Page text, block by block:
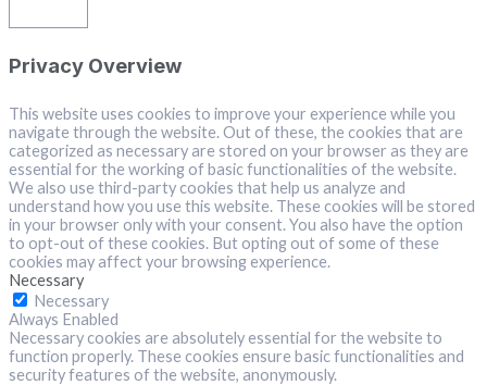
Privacy Overview
This website uses cookies to improve your experience while you
navigate through the website. Out of these, the cookies that are
categorized as necessary are stored on your browser as they are
essential for the working of basic functionalities of the website.
We also use third-party cookies that help us analyze and
understand how you use this website. These cookies will be stored
in your browser only with your consent. You also have the option
to opt-out of these cookies. But opting out of some of these
cookies may affect your browsing experience.
Necessary
Necessary
Always Enabled
Necessary cookies are absolutely essential for the website to
function properly. These cookies ensure basic functionalities and
security features of the website, anonymously.